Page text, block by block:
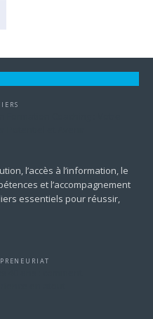
l’accès à l’information, le
et l’accompagnement
essentiels pour réussir,